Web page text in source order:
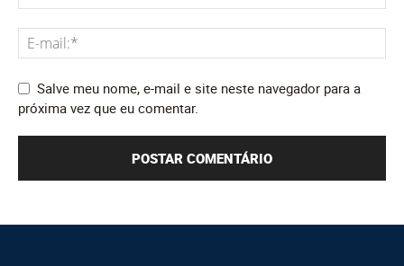
Salve meu nome, e-mail e site neste navegador para a
próxima vez que eu comentar.